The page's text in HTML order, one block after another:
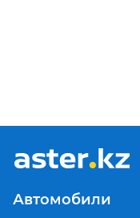
Автомобили